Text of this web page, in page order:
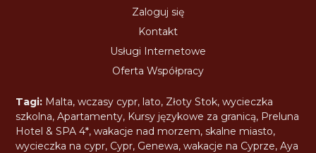
Zaloguj się
Kontakt
Usługi Internetowe
Oferta Współpracy
Tagi: Malta,wczasy cypr, lato, Złoty Stok,wycieczka
szkolna,Apartamenty, Kursy językowe za granicą, Preluna
Hotel & SPA 4*,wakacje nad morzem,skalne miasto,
wycieczka na cypr, Cypr, Genewa,wakacje na Cyprze,Aya